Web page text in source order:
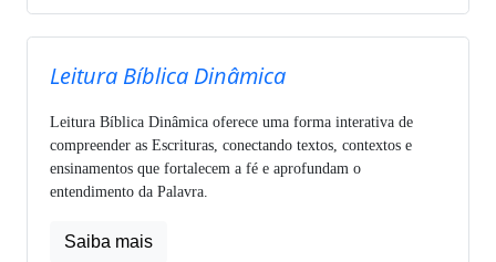
Leitura Bíblica Dinâmica
Leitura Bíblica Dinâmica oferece uma forma interativa de
compreender as Escrituras, conectando textos, contextos e
ensinamentos que fortalecem a fé e aprofundam o
entendimento da Palavra.
Saiba mais